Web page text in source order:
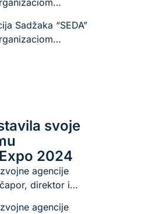
Sadžaka “SEDA”
svoje
2024
agencije
direktor i…
agencije